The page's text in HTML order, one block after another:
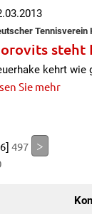
Tennisverein
steht
kehrt wie
Sie mehr
497
>